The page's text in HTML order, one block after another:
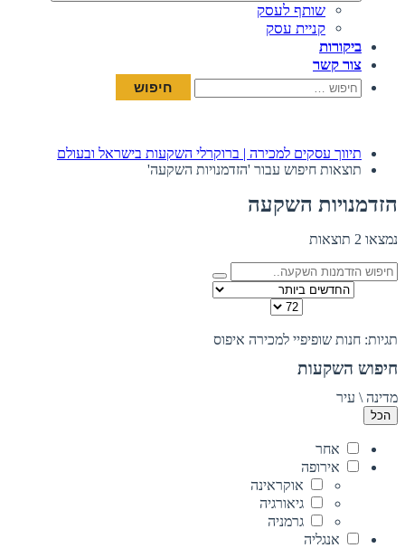
שותף לעסק
קניית עסק
ביקורות
צור קשר
חיפוש:
תיווך עסקים למכירה | ברוקרלי השקעות בישראל ובעולם
תוצאות חיפוש עבור 'הזדמנויות השקעה'
הזדמנויות השקעה
נמצאו 2 תוצאות
תגיות: חנות שופיפיי למכירה איפוס
חיפוש השקעות
מדינה \ עיר
הכל
אחר
אירופה
אוקראינה
גיאורגיה
גרמניה
אנגליה